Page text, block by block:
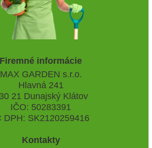
Firemné informácie
MAX GARDEN s.r.o.
Hlavná 241
21 Dunajský Klátov
IČO: 50283391
DPH: SK2120259416
Kontakty